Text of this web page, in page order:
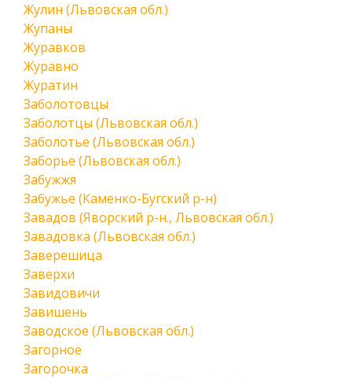
Жулин (Львовская обл.)
Жупаны
Журавков
Журавно
Журатин
Заболотовцы
Заболотцы (Львовская обл.)
Заболотье (Львовская обл.)
Заборье (Львовская обл.)
Забужжя
Забужье (Каменко-Бугский р-н)
Завадов (Яворский р-н., Львовская обл.)
Завадовка (Львовская обл.)
Заверешица
Заверхи
Завидовичи
Завишень
Заводское (Львовская обл.)
Загорное
Загорочка